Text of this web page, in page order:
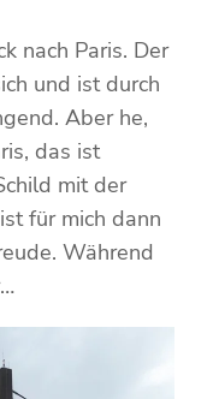
nach Paris. Der
und ist durch
Aber he,
das ist
mit der
für mich dann
Während